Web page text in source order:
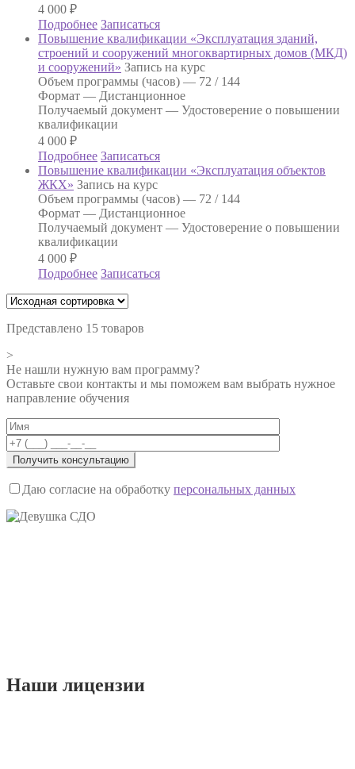
4 000 ₽
Подробнее Записаться
Повышение квалификации «Эксплуатация зданий,
строений и сооружений многоквартирных домов (МКД)
и сооружений» Запись на курс
Объем программы (часов) — 72 / 144
Формат — Дистанционное
Получаемый документ — Удостоверение о повышении
квалификации
4 000 ₽
Подробнее Записаться
Повышение квалификации «Эксплуатация объектов
ЖКХ» Запись на курс
Объем программы (часов) — 72 / 144
Формат — Дистанционное
Получаемый документ — Удостоверение о повышении
квалификации
4 000 ₽
Подробнее Записаться
Представлено 15 товаров
>
Не нашли нужную вам программу?
Оставьте свои контакты и мы поможем вам выбрать нужное
направление обучения
Даю согласие на обработку персональных данных
Наши лицензии